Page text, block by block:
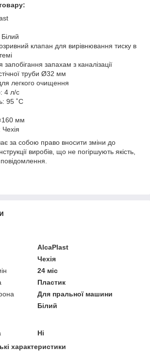
клапан для вирівнювання тиску в
запахам з каналізації
труби Ø32 мм
легкого очищення
4 л/с
95 ˚C
мм
за собою право вносити зміни до
виробів, що не погіршують якість,
AlcaPlast
Чехія
24 міс
Пластик
Для пральної машини
Білий
Ні
характеристики